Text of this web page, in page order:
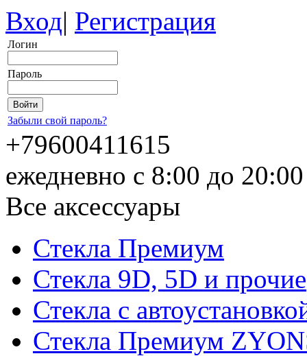
Вход| Регистрация
Логин
Пароль
Забыли свой пароль?
+79600411615
ежедневно с 8:00 до
Все аксессуары
Стекла Премиум
Стекла 9D, 5D и прочие
Стекла с
Стекла Премиум